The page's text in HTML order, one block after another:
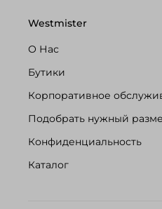
Westmister
О Нас
Бутики
Корпоративное
Подобрать нужный
Конфиденциальность
Каталог